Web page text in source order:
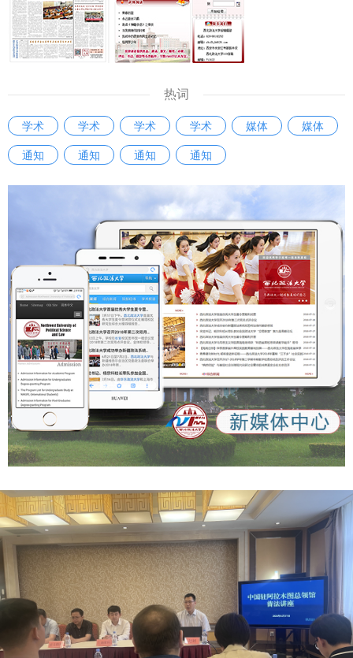
舞台，全面检验了科级干部的理论素养、专业能力与综合素
质，有效激发了广大干部干事创业、争先创优的工作热情。
一次难得的能力锻炼与自我审视契机。让我清晰看到了自己的
知识盲区和能力短板。我将以此次比赛为新起点，立足工作实
际查漏补缺，加强学习、努力工作，以更好的精神状态和能力
水平履职尽责。” “我深深感受到，这不仅仅是一场比赛，更是
更加明确了作为一名科级干部所肩负的责任与使命，激励我未
来要立足本职岗位，不断提升服务师生、推动发展的能力与水
平。”参赛选手刘俊洁说。 本次比赛通过“以赛促学、以赛促
训、以赛提能”的创新形式，有效激发了年轻干部干事创业的
激情，提高了干部的业务能力和综合素质。学校将以本次比赛
为新的起点，构建常态化干部比赛培训机制，推动干部素质能
力与学校事业高质量发展同频共振，为加快推进高水平大学建
设贡献新的力量。 （供稿：党委组织部 撰稿：严芳 李月胤 审
核：李君）
热词
学术 学术 学术 学术 媒体
媒体
通知
通知 通知 通知